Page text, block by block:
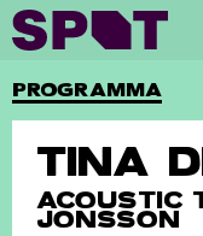
PROGRAMMA
TINA
ACOUSTIC
JONSSON